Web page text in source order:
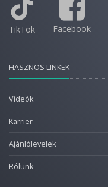
TikTok Facebook
HASZNOS LINKEK
Videók
Karrier
Ajánlólevelek
Rólunk